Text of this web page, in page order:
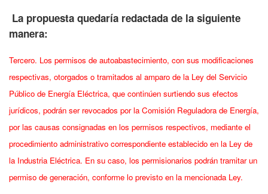
La propuesta quedaría redactada de la siguiente
manera:
Tercero. Los permisos de autoabastecimiento, con sus modificaciones
respectivas, otorgados o tramitados al amparo de la Ley del Servicio
Público de Energía Eléctrica, que continúen surtiendo sus efectos
jurídicos, podrán ser revocados por la Comisión Reguladora de Energía,
por las causas consignadas en los permisos respectivos, mediante el
procedimiento administrativo correspondiente establecido en la Ley de
la Industria Eléctrica. En su caso, los permisionarios podrán tramitar un
permiso de generación, conforme lo previsto en la mencionada Ley.